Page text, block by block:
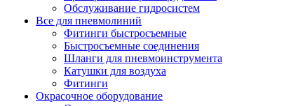
Обслуживание гидросистем
Все для пневмолиний
Фитинги быстросъемные
Быстросъемные соединения
Шланги для пневмоинструмента
Катушки для воздуха
Фитинги
Окрасочное оборудование